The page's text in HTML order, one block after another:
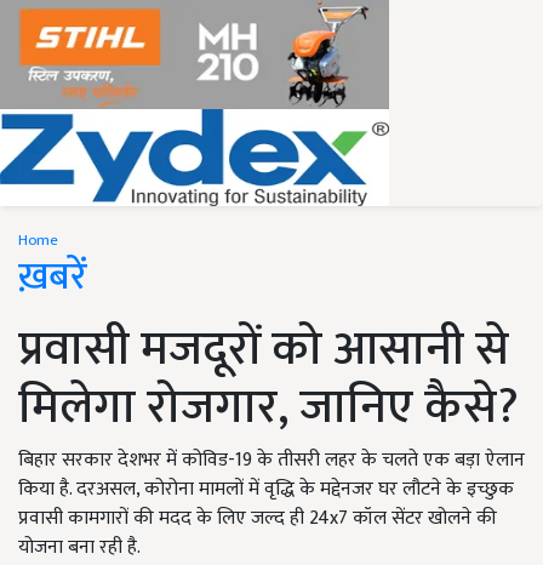
Home
ख़बरें
प्रवासी मजदूरों को आसानी से
मिलेगा रोजगार, जानिए कैसे?
बिहार सरकार देशभर में कोविड-19 के तीसरी लहर के चलते एक बड़ा ऐलान
किया है. दरअसल, कोरोना मामलों में वृद्धि के मद्देनजर घर लौटने के इच्छुक
प्रवासी कामगारों की मदद के लिए जल्द ही 24x7 कॉल सेंटर खोलने की
योजना बना रही है.